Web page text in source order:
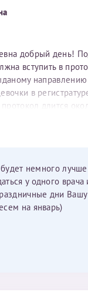
добрый день!
вступить в
в
протокол длится
я должна
год провести в
немного
у одного врача
дни Вашу
на январь)